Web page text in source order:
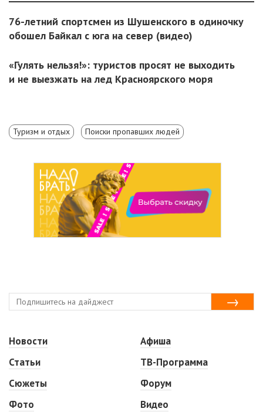
76-летний спортсмен из Шушенского в одиночку
обошел Байкал с юга на север (видео)
«Гулять нельзя!»: туристов просят не выходить
и не выезжать на лед Красноярского моря
Туризм и отдых Поиски пропавших людей
Новости
Статьи
Сюжеты
Фото
Афиша
ТВ-Программа
Форум
Видео